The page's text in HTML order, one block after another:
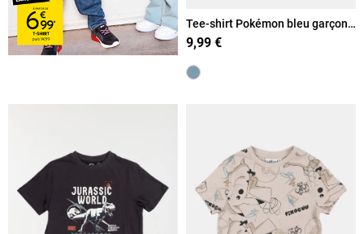
Tee-shirt Pokémon bleu garçon
(3-12A)
9,99 €